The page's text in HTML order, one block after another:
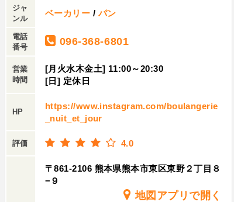
ジャ
ンル
ベーカリー / パン
電話
番号
096-368-6801
営業
時間
[月火水木金土] 11:00～20:30
[日] 定休日
HP
https://www.instagram.com/boulangerie
_nuit_et_jour
評価 4.0
〒861-2106 熊本県熊本市東区東野２丁目８
−９
地図アプリで開く